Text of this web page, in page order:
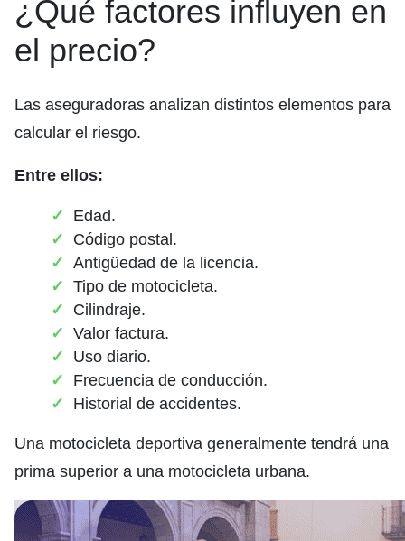
¿Qué factores influyen en
el precio?
Las aseguradoras analizan distintos elementos para
calcular el riesgo.
Entre ellos:
Edad.
Código postal.
Antigüedad de la licencia.
Tipo de motocicleta.
Cilindraje.
Valor factura.
Uso diario.
Frecuencia de conducción.
Historial de accidentes.
Una motocicleta deportiva generalmente tendrá una
prima superior a una motocicleta urbana.